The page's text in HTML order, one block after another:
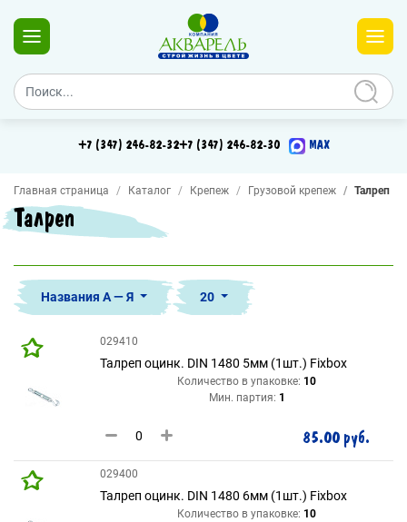
+7 (347) 246-82-32+7 (347) 246-82-30 MAX
Главная страница Каталог Крепеж Грузовой крепеж Талреп
Талреп
Названия А — Я 20
029410
Талреп оцинк. DIN 1480 5мм (1шт.) Fixbox
Количество в упаковке: 10
Мин. партия: 1
85.00 руб.
029400
Талреп оцинк. DIN 1480 6мм (1шт.) Fixbox
Количество в упаковке: 10